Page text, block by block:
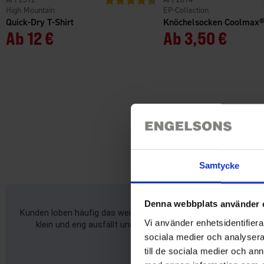
Samtycke
Denna webbplats använder
Vi använder
sociala medier och
till de sociala medier och
Quick-Dry T-Shirt
High Mountain
Ab12 €
Knöchelsocken Coolmax®
EP-Collection
Ab3,50 €
Kunden loben häufig das weiche Material, den bequemen
klein und eng ausfällt und sich mitunter schwer an- und